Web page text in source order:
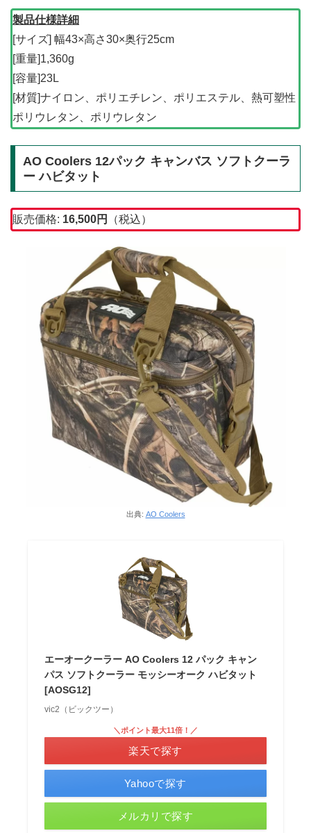
製品仕様詳細
[サイズ] 幅43×高さ30×奥行25cm
[重量]1,360g
[容量]23L
[材質]ナイロン、ポリエチレン、ポリエステル、熱可塑性
ポリウレタン、ポリウレタン
AO Coolers 12パック キャンバス ソフトクーラ
ー ハビタット
販売価格: 16,500円 （税込）
出典: AO Coolers
エーオークーラー AO Coolers 12 パック キャン
パス ソフトクーラー モッシーオーク ハビタット
[AOSG12]
vic2（ビックツー）
＼ポイント最大11倍！／
楽天で探す
Yahooで探す
メルカリで探す